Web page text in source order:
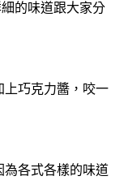
的味道跟大家分
上巧克力醬，咬一
為各式各樣的味道